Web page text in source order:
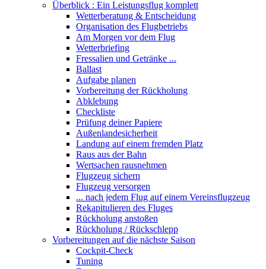
Überblick : Ein Leistungsflug komplett
Wetterberatung & Entscheidung
Organisation des Flugbetriebs
Am Morgen vor dem Flug
Wetterbriefing
Fressalien und Getränke ...
Ballast
Aufgabe planen
Vorbereitung der Rückholung
Abklebung
Checkliste
Prüfung deiner Papiere
Außenlandesicherheit
Landung auf einem fremden Platz
Raus aus der Bahn
Wertsachen rausnehmen
Flugzeug sichern
Flugzeug versorgen
... nach jedem Flug auf einem Vereinsflugzeug
Rekapitulieren des Fluges
Rückholung anstoßen
Rückholung / Rückschlepp
Vorbereitungen auf die nächste Saison
Cockpit-Check
Tuning